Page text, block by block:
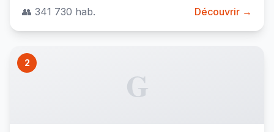
👥 341 730 hab. Découvrir →
2
G